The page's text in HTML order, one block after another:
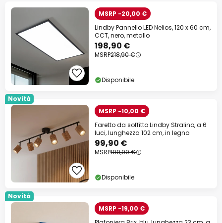
MSRP -20,00 €
Lindby Pannello LED Nelios, 120 x 60 cm,
CCT, nero, metallo
198,90 €
MSRP218,90 €
Disponibile
Novità
MSRP -10,00 €
Faretto da soffitto Lindby Stralino, a 6
luci, lunghezza 102 cm, in legno
99,90 €
MSRP109,90 €
Disponibile
Novità
MSRP -19,00 €